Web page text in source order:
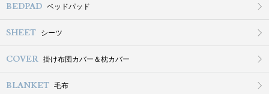
BEDPAD ベッドパッド
SHEET シーツ
COVER 掛け布団カバー＆枕カバー
BLANKET 毛布